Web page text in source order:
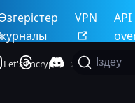
VPN
API
Іздеу
Let's Encrypt